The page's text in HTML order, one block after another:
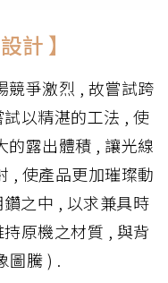
計 】
競爭激烈 , 故嘗試跨
以精湛的工法 , 使
的露出體積 , 讓光線
, 使產品更加璀璨動
之中 , 以求兼具時
原機之材質 , 與背
圖騰 ) .